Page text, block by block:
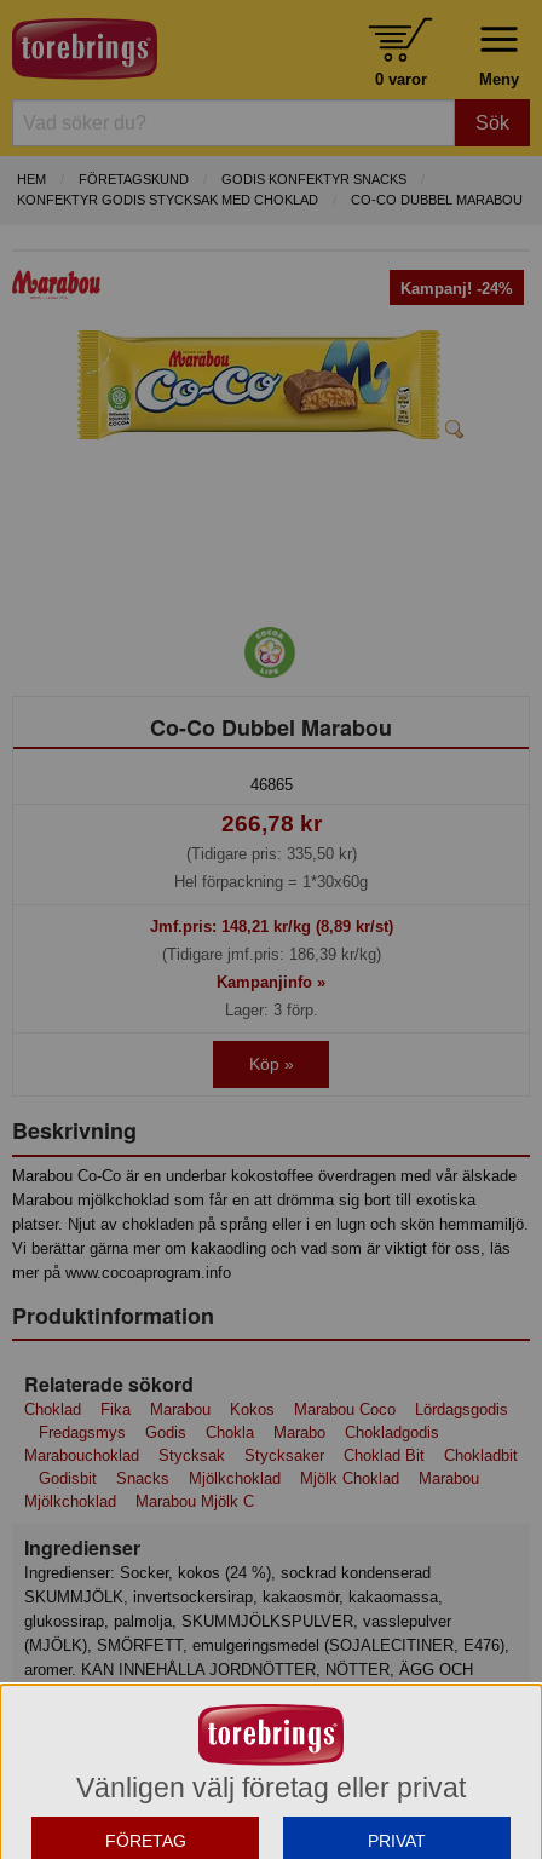
Meny
0 varor
Sök
HEM FÖRETAGSKUND
GODIS KONFEKTYR SNACKS
KONFEKTYR GODIS STYCKSAK MED CHOKLAD
CO-CO DUBBEL MARABOU
Kampanj! -24%
Co-Co Dubbel Marabou
46865
266,78 kr
(Tidigare pris: 335,50 kr)
Hel förpackning = 1*30x60g
Jmf.pris: 148,21kr/kg (8,89 kr/st)
(Tidigare jmf.pris: 186,39 kr/kg)
Kampanjinfo »
Lager: 3 förp.
Köp »
Beskrivning
Marabou Co-Co är en underbar kokostoffee överdragen med vår älskade
Marabou mjölkchoklad som får en att drömma sig bort till exotiska
platser. Njut av chokladen på språng eller i en lugn och skön hemmamiljö.
Vi berättar gärna mer om kakaodling och vad som är viktigt för oss, läs
mer på www.cocoaprogram.info
Produktinformation
Relaterade sökord
Choklad Fika Marabou Kokos Marabou Coco
Lördagsgodis
Fredagsmys
Godis Chokla Marabo
Chokladgodis
Marabouchoklad
Stycksak Stycksaker Choklad Bit
Chokladbit
Godisbit
Snacks Mjölkchoklad Mjölk Choklad
Marabou
Mjölkchoklad
Marabou Mjölk C
Ingredienser
Ingredienser: Socker, kokos (24 %), sockrad kondenserad
SKUMMJÖLK, invertsockersirap, kakaosmör, kakaomassa,
glukossirap, palmolja, SKUMMJÖLKSPULVER, vasslepulver
(MJÖLK), SMÖRFETT, emulgeringsmedel (SOJALECITINER, E476),
aromer. KAN INNEHÅLLA JORDNÖTTER, NÖTTER, ÄGG OCH
Tillagningsstatus: Ej tillagad
Basmängdeklaration: 100
Energi 2041 kJ
Energi 489 kcal
Vänligen välj företag eller privat
FÖRETAG PRIVAT